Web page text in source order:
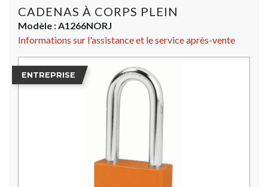
CADENAS À CORPS PLEIN
Modèle :A1266NORJ
Informations sur l'assistance et le service après-vente
ENTREPRISE